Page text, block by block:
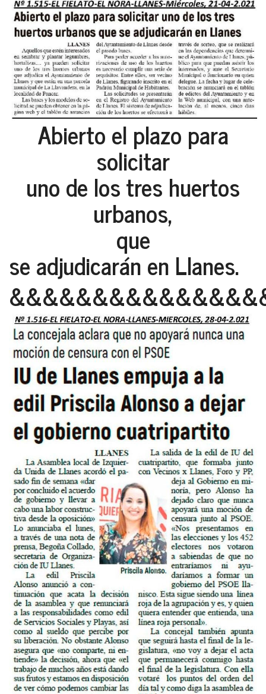
Abierto el plazo para
solicitar
uno de los tres huertos
urbanos,
que
se adjudicarán en Llanes.